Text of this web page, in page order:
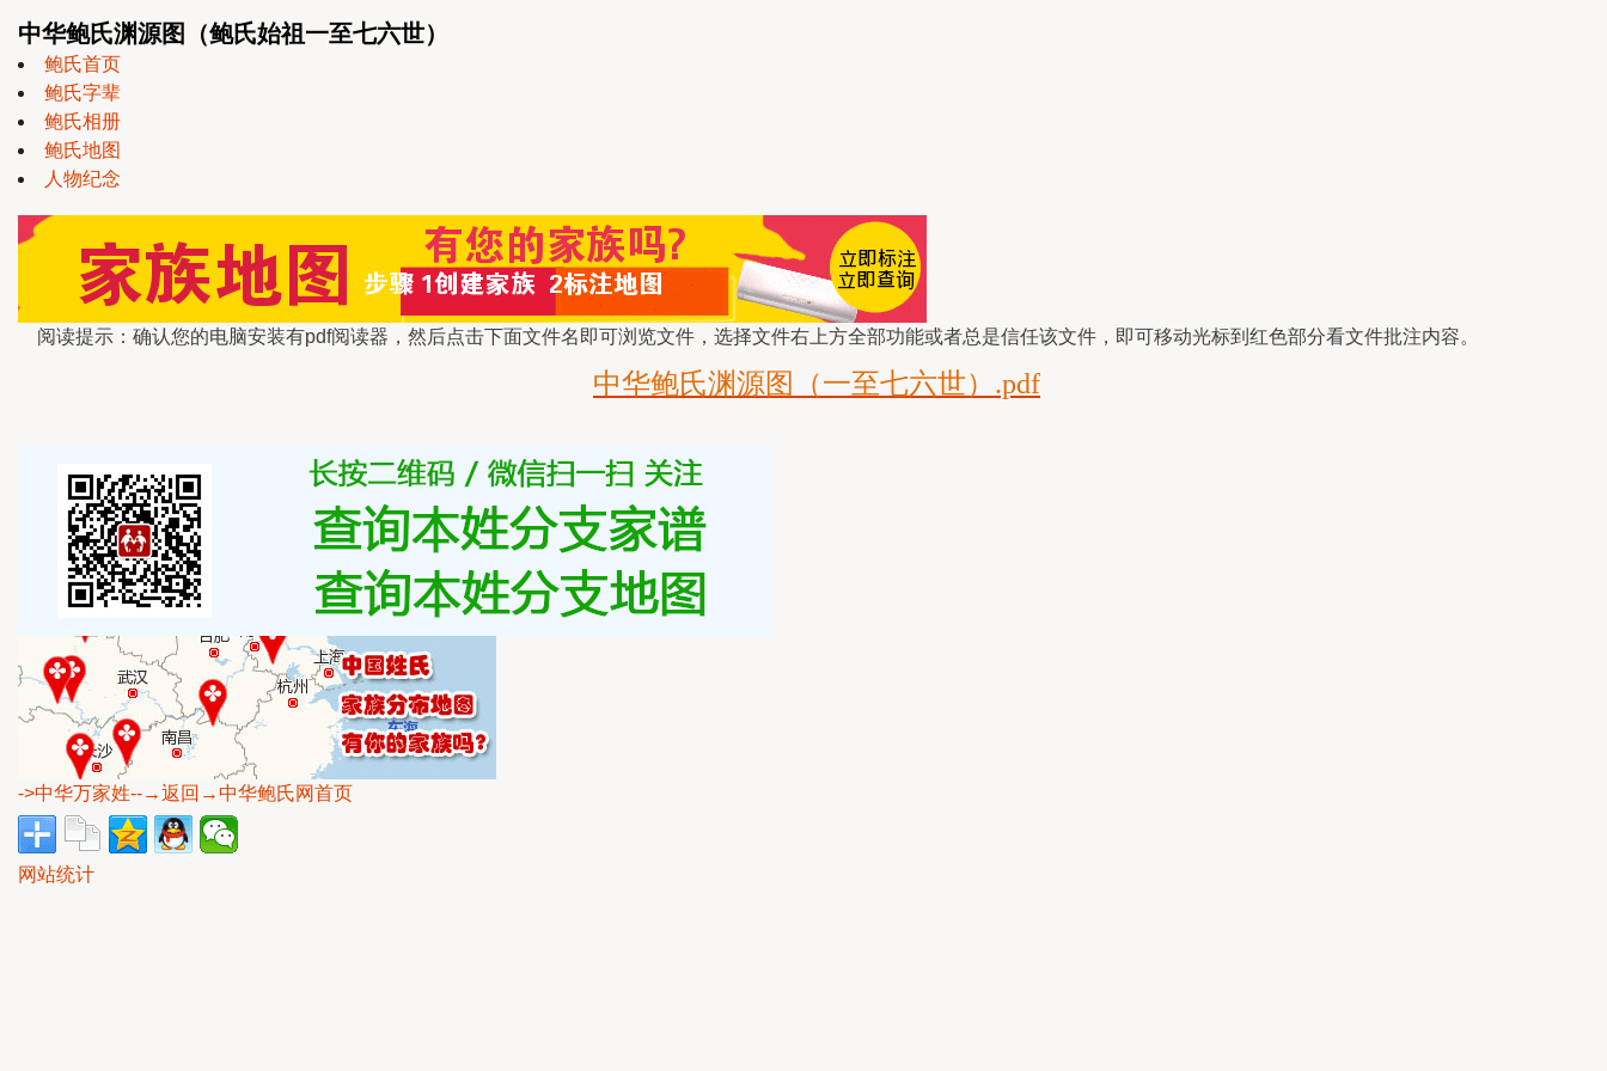
中华鲍氏渊源图（鲍氏始祖一至七六世）
鲍氏首页
鲍氏字辈
鲍氏相册
鲍氏地图
人物纪念
阅读提示：确认您的电脑安装有pdf阅读器，然后点击下面文件名即可浏览文件，选择文件右上方全部功能或者总是信任该文件，即可移动光标到红色部分看文件批注内容。
中华鲍氏渊源图（一至七六世）.pdf
->中华万家姓--→返回→中华鲍氏网首页
网站统计